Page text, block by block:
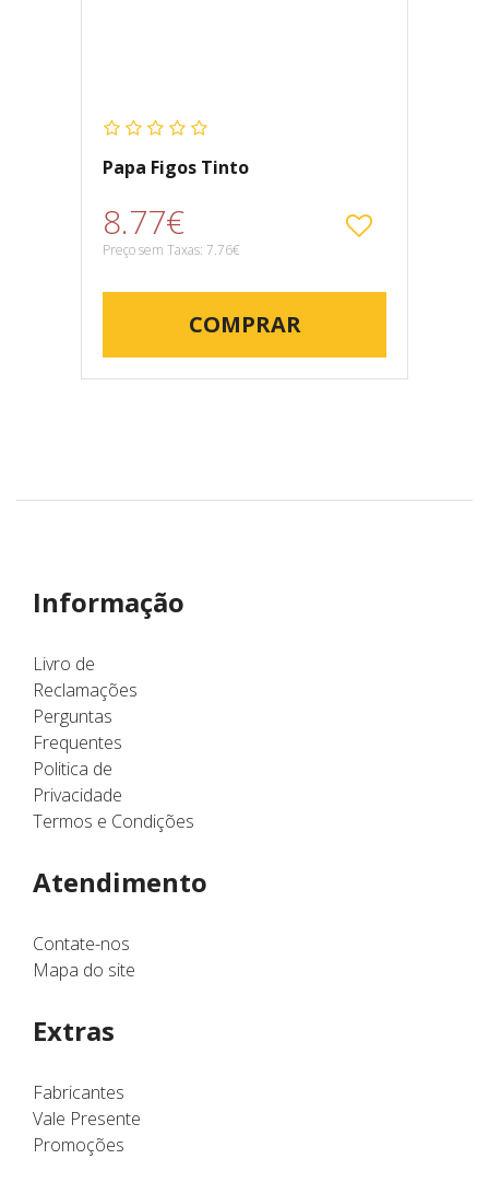
Papa Figos Tinto
8.77€
Preço sem Taxas: 7.76€
COMPRAR
Informação
Livro de
Reclamações
Perguntas
Frequentes
Politica de
Privacidade
Termos e Condições
Atendimento
Contate-nos
Mapa do site
Extras
Fabricantes
Vale Presente
Promoções